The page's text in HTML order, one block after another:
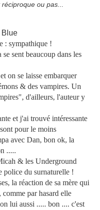
ou pas...
: sympathique !
sent beaucoup dans les
on se laisse embarquer
& des vampires. Un
d'ailleurs, l'auteur y
et j'ai trouvé intéressante
pour le moins
avec Dan, bon ok, la
.....
& les Underground
police du surnaturelle !
la réaction de sa mère qui
par hasard elle
lui aussi ..... bon .... c'est